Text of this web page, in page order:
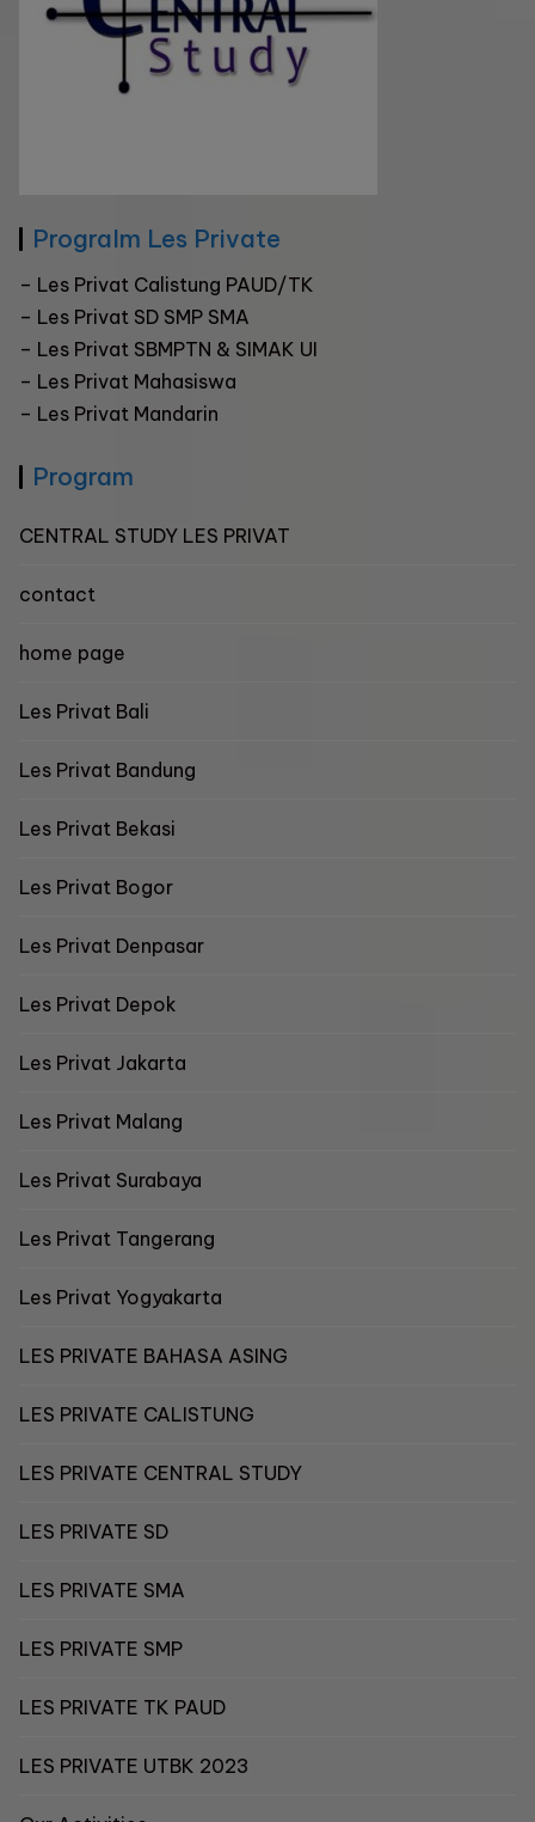
Progralm Les Private
– Les Privat Calistung PAUD/TK
– Les Privat SD SMP SMA
– Les Privat SBMPTN & SIMAK UI
– Les Privat Mahasiswa
– Les Privat Mandarin
Program
CENTRAL STUDY LES PRIVAT
contact
home page
Les Privat Bali
Les Privat Bandung
Les Privat Bekasi
Les Privat Bogor
Les Privat Denpasar
Les Privat Depok
Les Privat Jakarta
Les Privat Malang
Les Privat Surabaya
Les Privat Tangerang
Les Privat Yogyakarta
LES PRIVATE BAHASA ASING
LES PRIVATE CALISTUNG
LES PRIVATE CENTRAL STUDY
LES PRIVATE SD
LES PRIVATE SMA
LES PRIVATE SMP
LES PRIVATE TK PAUD
LES PRIVATE UTBK 2023